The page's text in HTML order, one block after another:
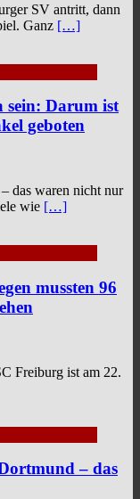
SV antritt, dann
Ganz […]
sein: Darum ist
geboten
das waren nicht nur
wie […]
mussten 96
Freiburg ist am 22.
– das